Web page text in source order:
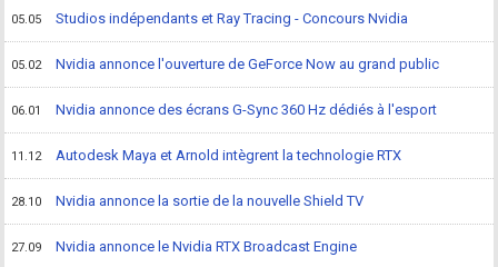
05.05 Studios indépendants et Ray Tracing - Concours Nvidia
05.02 Nvidia annonce l'ouverture de GeForce Now au grand public
06.01 Nvidia annonce des écrans G-Sync 360 Hz dédiés à l'esport
11.12 Autodesk Maya et Arnold intègrent la technologie RTX
28.10 Nvidia annonce la sortie de la nouvelle Shield TV
27.09 Nvidia annonce le Nvidia RTX Broadcast Engine